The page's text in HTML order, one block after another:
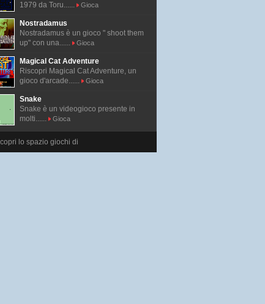
1979 da Toru......
Gioca
Nostradamus
Nostradamus è un gioco " shoot them
up" con una......
Gioca
Magical Cat Adventure
Riscopri Magical Cat Adventure, un
gioco d'arcade......
Gioca
Snake
Snake è un videogioco presente in
molti......
Gioca
lo spazio giochi di